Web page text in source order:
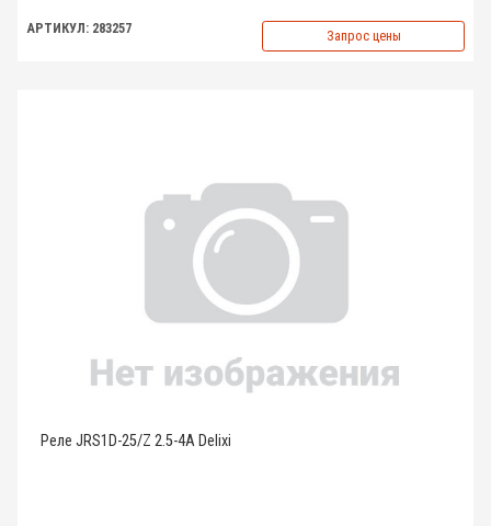
АРТИКУЛ: 283257 Запрос цены
Реле JRS1D-25/Z 2.5-4A Delixi